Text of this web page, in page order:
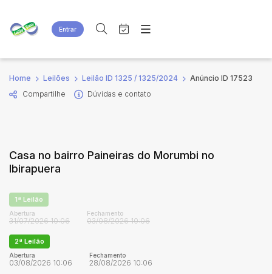
Entrar
Criar conta Entrar
Site
Agenda
Quem Somos
Busca por palavra-chave
Estados Cidade
Bairro
Judiciais
Faixa de valor
R$
Quem Somos
Home Leilões Leilão ID 1325 / 1325/2024
Anúncio ID 17523
Compartilhe
Dúvidas e contato
Casa no bairro Paineiras do Morumbi no
Ibirapuera
1ª Leilão
Abertura
31/07/2026 10:06
Fechamento
03/08/2026 10:06
2ª Leilão
Abertura
03/08/2026 10:06
Fechamento
28/08/2026 10:06